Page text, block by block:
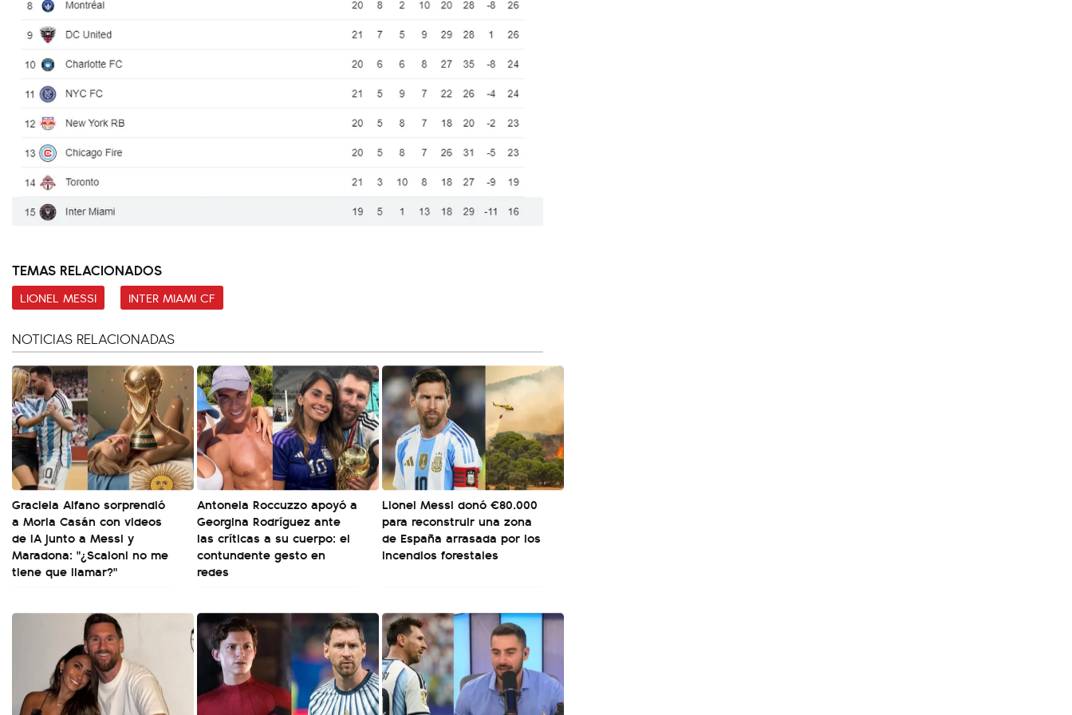
TEMAS RELACIONADOS
LIONEL MESSI INTER MIAMI CF
NOTICIAS RELACIONADAS
Graciela Alfano sorprendió
a Moria Casán con videos
de IA junto a Messi y
Maradona: "¿Scaloni no me
tiene que llamar?"
Antonela Roccuzzo apoyó a
Georgina Rodríguez ante
las críticas a su cuerpo: el
contundente gesto en
redes
Lionel Messi donó €80.000
para reconstruir una zona
de España arrasada por los
incendios forestales